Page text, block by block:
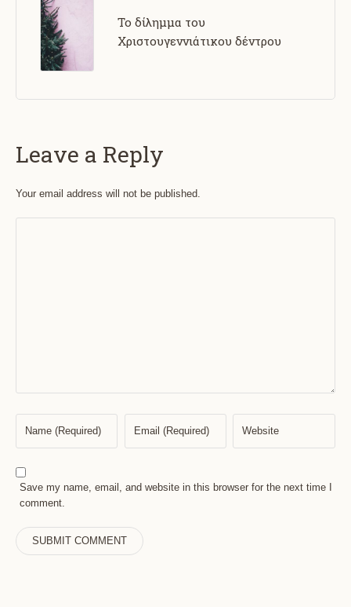
Το δίλημμα του
Χριστουγεννιάτικου δέντρου
Leave a Reply
Your email address will not be published.
Save my name, email, and website in this browser for the next time I
comment.